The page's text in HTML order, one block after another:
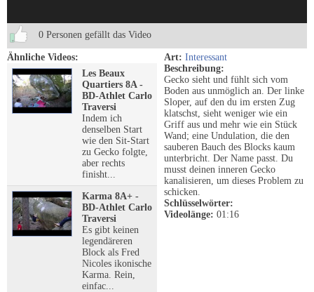
0 Personen gefällt das Video
Ähnliche Videos:
Les Beaux
Quartiers 8A -
BD-Athlet Carlo
Traversi
Indem ich
denselben Start
wie den Sit-Start
zu Gecko folgte,
aber rechts
finisht...
Karma 8A+ -
BD-Athlet Carlo
Traversi
Es gibt keinen
legendäreren
Block als Fred
Nicoles ikonische
Karma. Rein,
einfac...
Art: Interessant
Beschreibung:
Gecko sieht und fühlt sich vom
Boden aus unmöglich an. Der linke
Sloper, auf den du im ersten Zug
klatschst, sieht weniger wie ein
Griff aus und mehr wie ein Stück
Wand; eine Undulation, die den
sauberen Bauch des Blocks kaum
unterbricht. Der Name passt. Du
musst deinen inneren Gecko
kanalisieren, um dieses Problem zu
schicken.
Schlüsselwörter:
Videolänge: 01:16